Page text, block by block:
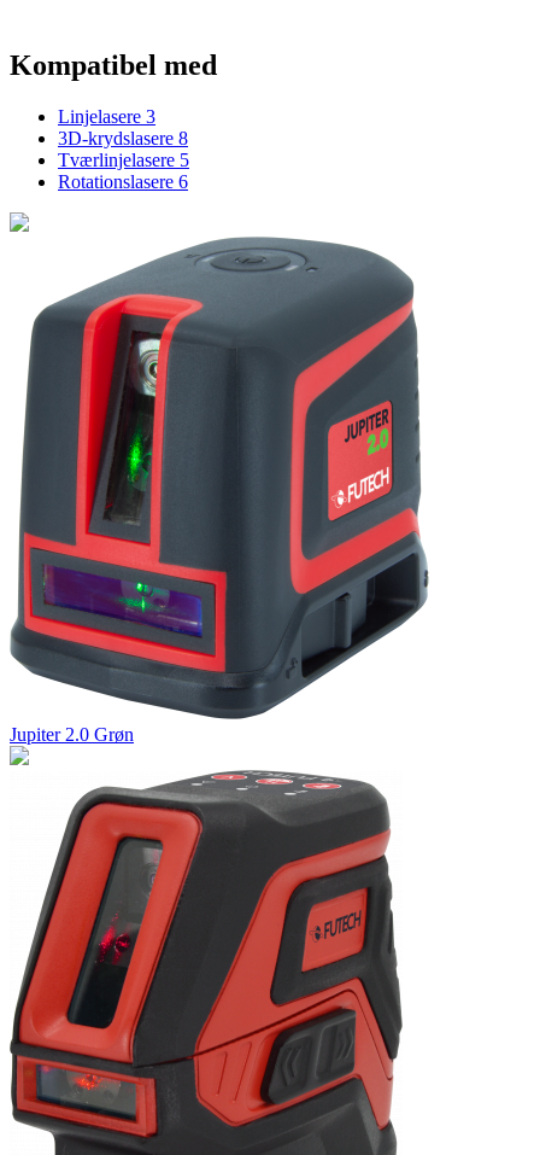
Kompatibel med
Linjelasere 3
3D-krydslasere 8
Tværlinjelasere 5
Rotationslasere 6
Jupiter 2.0 Grøn